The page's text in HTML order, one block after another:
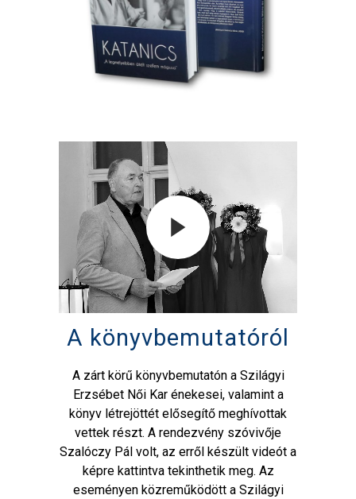
A könyvbemutatóról
A zárt körű könyvbemutatón a Szilágyi
Erzsébet Női Kar énekesei, valamint a
könyv létrejöttét elősegítő meghívottak
vettek részt. A rendezvény szóvivője
Szalóczy Pál volt, az erről készült videót a
képre kattintva tekinthetik meg. Az
eseményen közreműködött a Szilágyi